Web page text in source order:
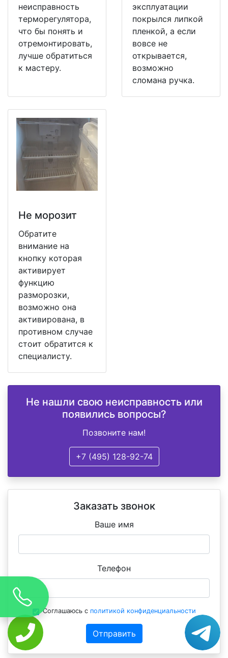
неисправность
терморегулятора,
что бы понять и
отремонтировать,
лучше обратиться
к мастеру.
эксплуатации
покрылся липкой
пленкой, а если
вовсе не
открывается,
возможно
сломана ручка.
Не морозит
Обратите
внимание на
кнопку которая
активирует
функцию
разморозки,
возможно она
активирована, в
противном случае
стоит обратится к
специалисту.
Не нашли свою неисправность или
появились вопросы?
Позвоните нам!
+7 (495) 128-92-74
Заказать звонок
Ваше имя
Телефон
Соглашаюсь с политикой конфиденциальности
Отправить